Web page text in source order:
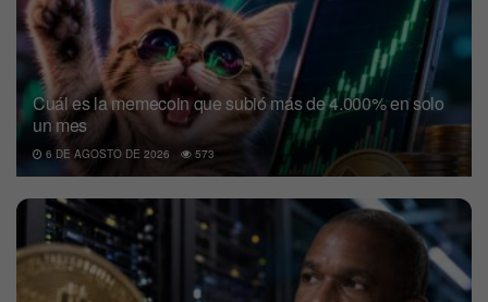
Cuál es la memecoin que subió más de 4.000% en solo
un mes
6 DE AGOSTO DE 2026 573